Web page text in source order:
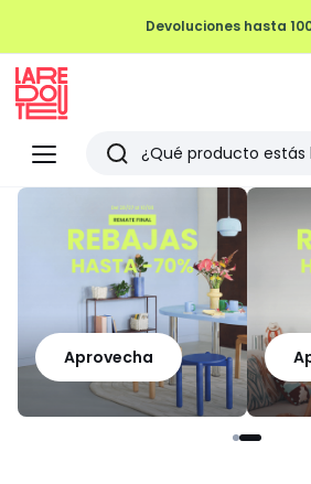
Devoluciones hasta
Menu
Redoute
Buscar
Últimos
artículos
vistos
Aprovecha